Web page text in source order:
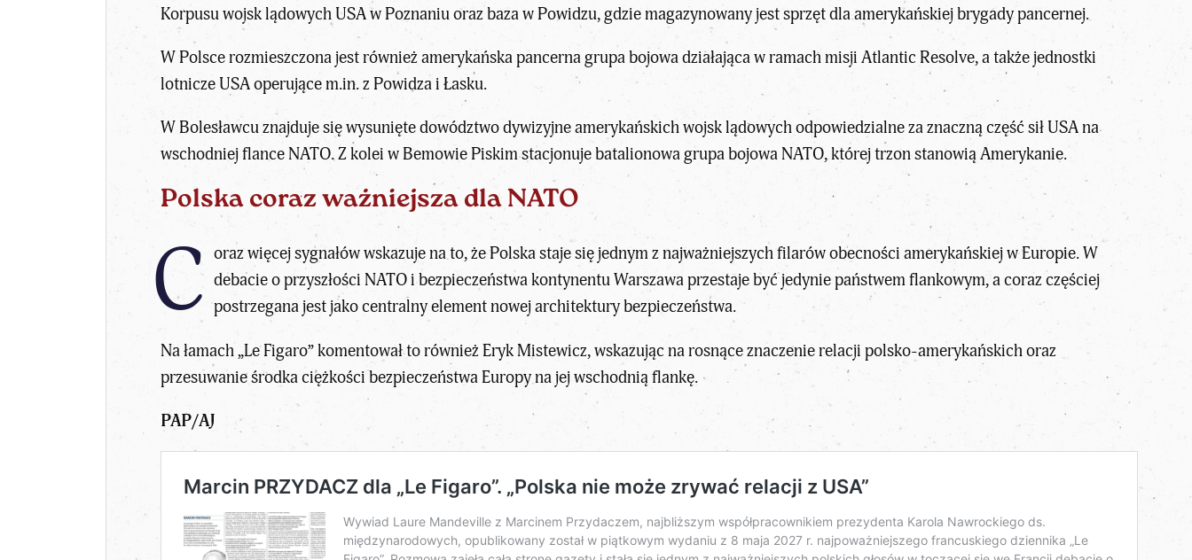
Korpusu wojsk lądowych USA w Poznaniu oraz baza w Powidzu, gdzie magazynowany jest sprzęt dla amerykańskiej brygady pancernej.
W Polsce rozmieszczona jest również amerykańska pancerna grupa bojowa działająca w ramach misji Atlantic Resolve, a także jednostki
lotnicze USA operujące m.in. z Powidza i Łasku.
W Bolesławcu znajduje się wysunięte dowództwo dywizyjne amerykańskich wojsk lądowych odpowiedzialne za znaczną część sił USA na
wschodniej flance NATO. Z kolei w Bemowie Piskim stacjonuje batalionowa grupa bojowa NATO, której trzon stanowią Amerykanie.
Polska coraz ważniejsza dla NATO
C oraz więcej sygnałów wskazuje na to, że Polska staje się jednym z najważniejszych filarów obecności amerykańskiej w Europie. W
debacie o przyszłości NATO i bezpieczeństwa kontynentu Warszawa przestaje być jedynie państwem flankowym, a coraz częściej
postrzegana jest jako centralny element nowej architektury bezpieczeństwa.
Na łamach„Le Figaro” komentował to również Eryk Mistewicz, wskazując na rosnące znaczenie relacji polsko-amerykańskich oraz
przesuwanie środka ciężkości bezpieczeństwa Europy na jej wschodnią flankę.
PAP/AJ